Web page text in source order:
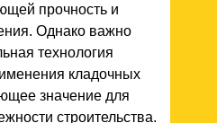
прочность и
Однако важно
технология
кладочных
значение для
строительства.